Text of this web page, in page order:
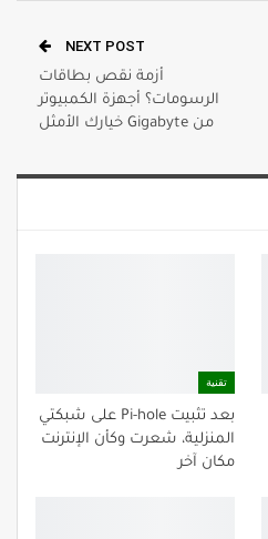
NEXT POST
أزمة نقص بطاقات
الرسومات؟ أجهزة الكمبيوتر
من Gigabyte خيارك الأمثل
تقنية
بعد تثبيت Pi-hole على شبكتي
المنزلية، شعرت وكأن الإنترنت
مكان آخر